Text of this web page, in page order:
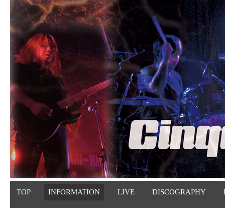
TOP INFORMATION LIVE DISCOGRAPHY